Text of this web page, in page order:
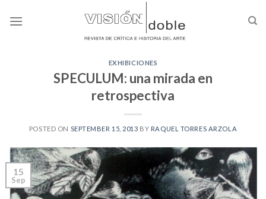
EXHIBICIONES
SPECULUM: una mirada en
retrospectiva
POSTED ON SEPTEMBER 15, 2013 BY RAQUEL TORRES ARZOLA
15
Sep